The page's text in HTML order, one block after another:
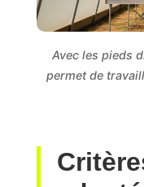
Avec les pieds
permet de